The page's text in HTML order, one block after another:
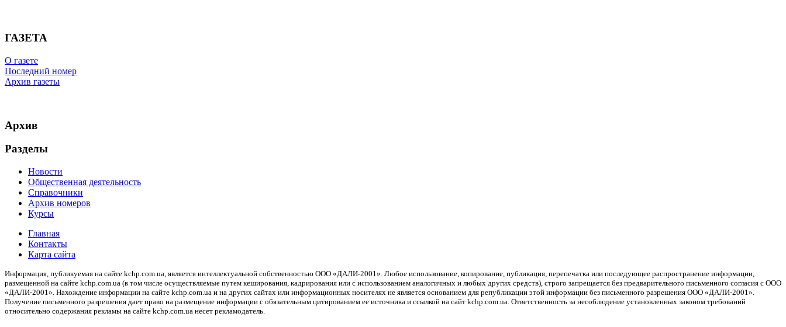
ГАЗЕТА
О газете
Последний номер
Архив газеты
Архив
Разделы
Новости
Общественная деятельность
Справочники
Архив номеров
Курсы
Главная
Контакты
Карта сайта
Информация, публикуемая на сайте kchp.com.ua, является интеллектуальной собственностью ООО «ДАЛИ-2001». Любое использование, копирование, публикация, перепечатка или последующее распространение информации,
размещенной на сайте kchp.com.ua (в том числе осуществляемые путем кеширования, кадрирования или с использованием аналогичных и любых других средств), строго запрещается без предварительного письменного согласия с ООО
«ДАЛИ-2001». Нахождение информации на сайте kchp.com.ua и на других сайтах или информационных носителях не является основанием для републикации этой информации без письменного разрешения ООО «ДАЛИ-2001».
Получение письменного разрешения дает право на размещение информации с обязательным цитированием ее источника и ссылкой на сайт kchp.com.ua. Ответственность за несоблюдение установленных законом требований
относительно содержания рекламы на сайте kchp.com.ua несет рекламодатель.